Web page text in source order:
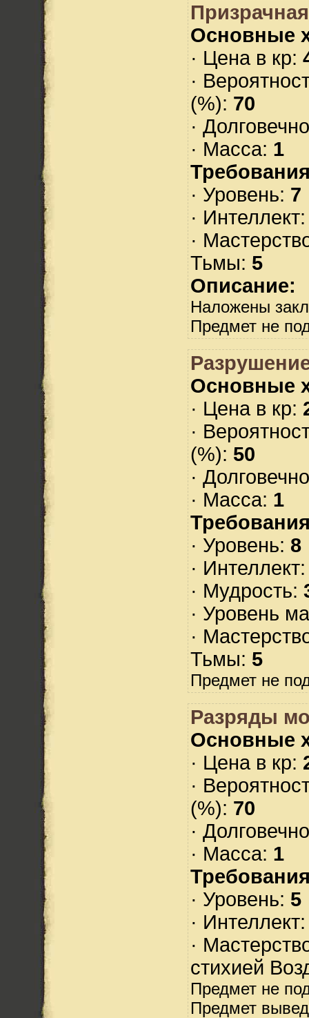
Основные
· Цена в кр:
·
(%): 70
·
· Масса: 1
· Уровень: 7
·
·
Тьмы: 5
Описание:
Наложены
Предмет не
Основные
· Цена в кр:
·
(%): 50
·
· Масса: 1
· Уровень: 8
·
· Мудрость:
· Уровень
·
Тьмы: 5
Предмет не
Разряды
Основные
· Цена в кр:
·
(%): 70
·
· Масса: 1
· Уровень: 5
·
·
стихией
Предмет не
Предмет